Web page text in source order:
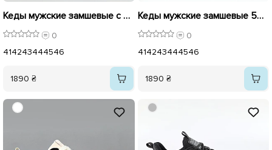
Кеды мужские замшевые с эко кожей 594892 Шоколад
0
414243444546
1890 ₴
Кеды мужские замшевые 594891
0
414243444546
1890 ₴